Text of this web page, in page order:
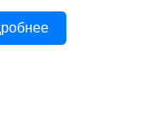
значимом